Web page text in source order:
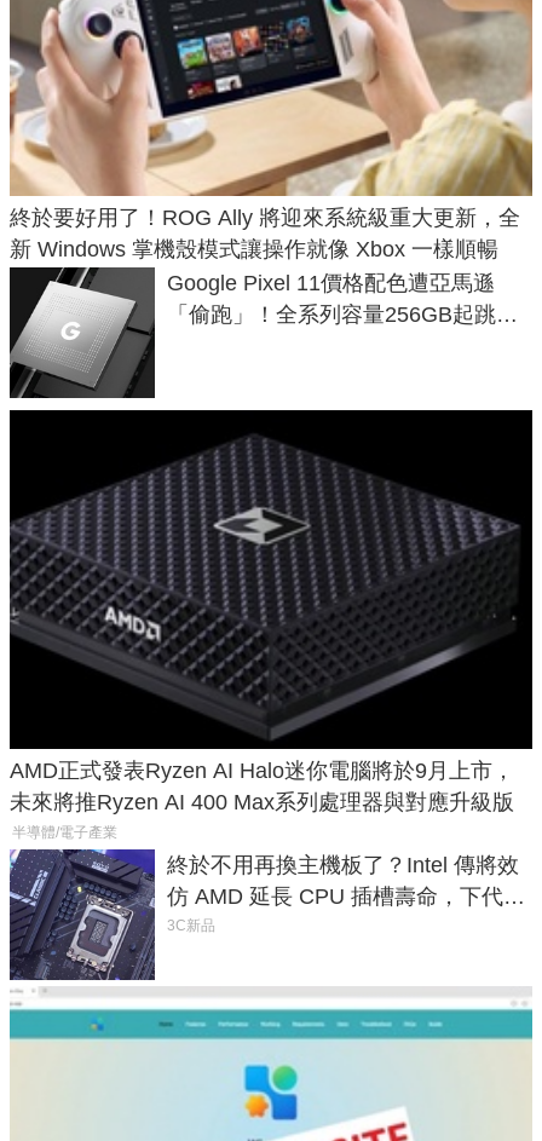
終於要好用了！ROG Ally 將迎來系統級重大更新，全
新 Windows 掌機殼模式讓操作就像 Xbox 一樣順暢
Google Pixel 11價格配色遭亞馬遜
「偷跑」！全系列容量256GB起跳、
AMD正式發表Ryzen AI Halo迷你電腦將於9月上市，
未來將推Ryzen AI 400 Max系列處理器與對應升級版
半導體/電子產業
終於不用再換主機板了？Intel 傳將效
仿 AMD 延長 CPU 插槽壽命，下代
LGA 1954 至少能戰三代
3C新品